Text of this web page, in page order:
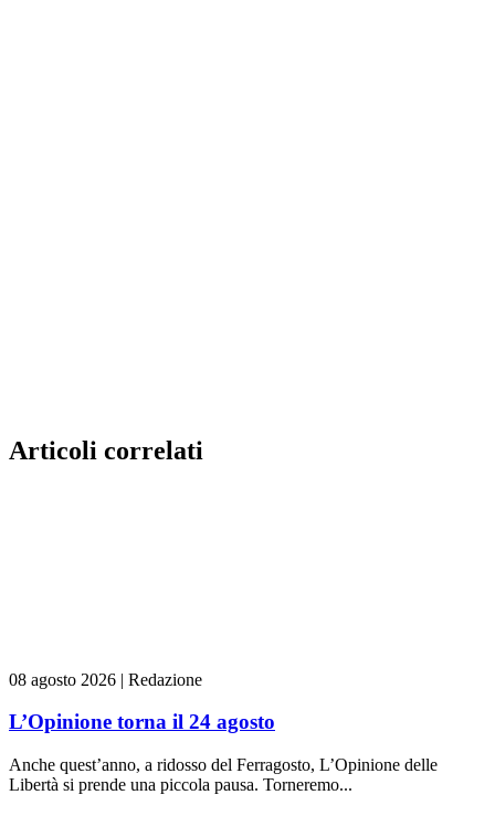
Articoli correlati
08 agosto 2026 | Redazione
L’Opinione torna il 24 agosto
Anche quest’anno, a ridosso del Ferragosto, L’Opinione delle
Libertà si prende una piccola pausa. Torneremo...